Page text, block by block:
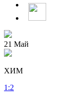
21 Май
ХИМ
1 :2